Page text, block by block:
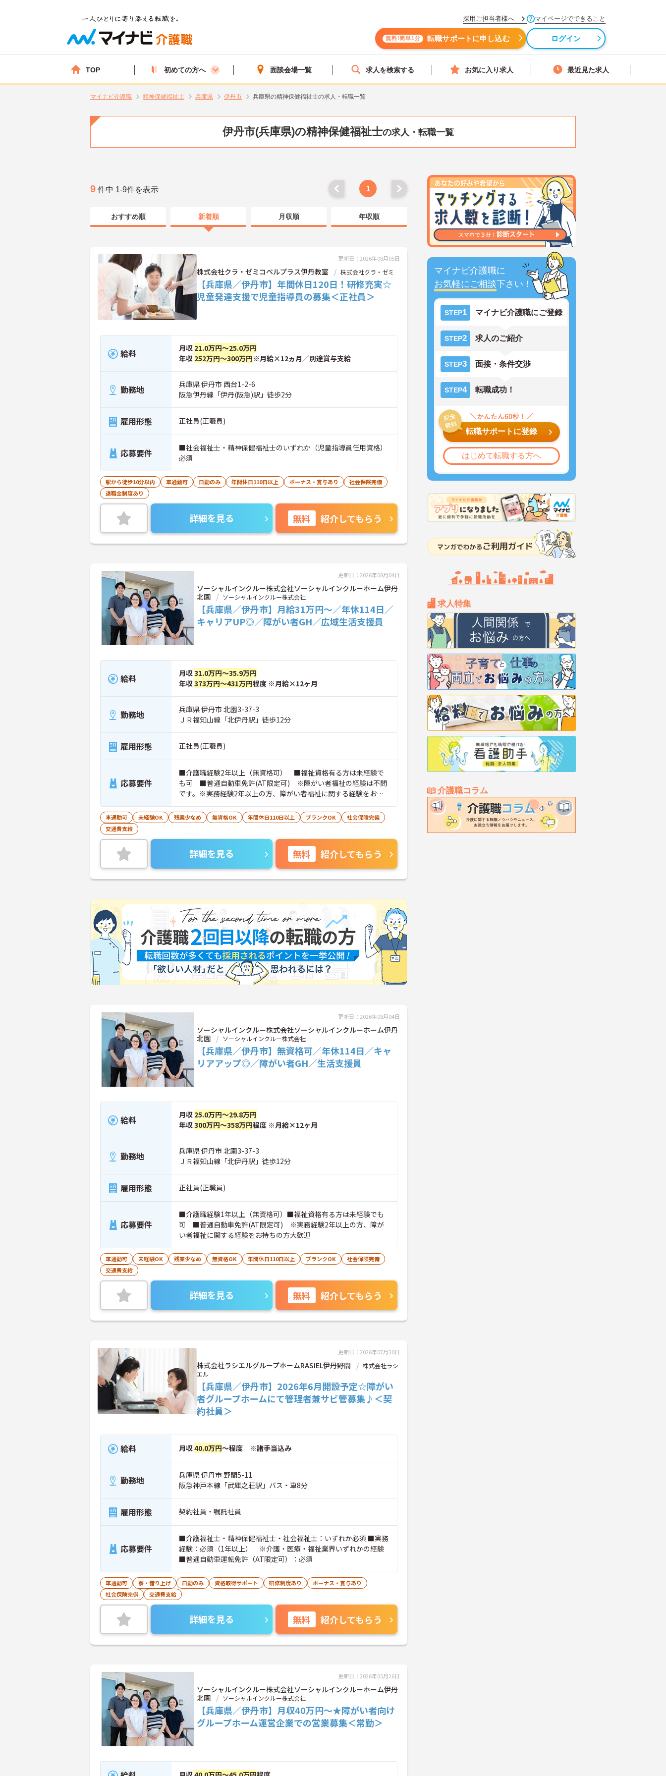
採用ご担当者様へ マイページでできること
無料!簡単1分 転職サポートに申し込む ログイン
TOP 初めての方へ 面談会場一覧 求人を検索する お気に入り求人 最近見た求人
マイナビ介護職 精神保健福祉士 兵庫県 伊丹市 兵庫県の精神保健福祉士の求人・転職一覧
伊丹市(兵庫県)の精神保健福祉士の求人・転職一覧
マイナビ介護職に
お気軽にご相談下さい！
STEP1 マイナビ介護職にご登録
STEP2 求人のご紹介
STEP3 面接・条件交渉
STEP4 転職成功！
転職サポートに登録
はじめて転職する方へ
求人特集
介護職コラム
9 件中 1-9件を表示 1
おすすめ順 新着順 月収順 年収順
更新日：2026年08月05日
株式会社クラ・ゼミコペルプラス伊丹教室 株式会社クラ・ゼミ
【兵庫県／伊丹市】年間休日120日！研修充実☆
児童発達支援で児童指導員の募集＜正社員＞
給料 月収 21.0万円～25.0万円
年収 252万円～300万円※月給×12ヵ月／別途賞与支給
勤務地
兵庫県 伊丹市 西台1-2-6
阪急伊丹線「伊丹(阪急)駅」徒歩2分
雇用形態 正社員(正職員)
応募要件
■社会福祉士・精神保健福祉士のいずれか（児童指導員任用資格）
必須
駅から徒歩10分以内 車通勤可 日勤のみ 年間休日110日以上 ボーナス・賞与あり
社会保険完備
退職金制度あり
詳細を見る 無料 紹介してもらう
更新日：2026年08月04日
ソーシャルインクルー株式会社ソーシャルインクルーホーム伊丹
北園
ソーシャルインクルー株式会社
【兵庫県／伊丹市】月給31万円～／年休114日／
キャリアUP◎／障がい者GH／広域生活支援員
給料 月収31.0万円～35.9万円
年収373万円～431万円程度 ※月給×12ヶ月
勤務地
兵庫県 伊丹市 北園3-37-3
ＪＲ福知山線「北伊丹駅」徒歩12分
雇用形態 正社員(正職員)
応募要件
■介護職経験2年以上（無資格可） ■福祉資格有る方は未経験で
も可 ■普通自動車免許(AT限定可) ※障がい者福祉の経験は不問
です。※実務経験2年以上の方、障がい者福祉に関する経験をお持
ちの方大歓迎
車通勤可 未経験OK 残業少なめ 無資格OK 年間休日110日以上 ブランクOK
社会保険完備
交通費支給
詳細を見る 無料 紹介してもらう
更新日：2026年08月04日
ソーシャルインクルー株式会社ソーシャルインクルーホーム伊丹
北園
ソーシャルインクルー株式会社
【兵庫県／伊丹市】無資格可／年休114日／キャ
リアアップ◎／障がい者GH／生活支援員
給料 月収 25.0万円～29.8万円
年収300万円～358万円程度 ※月給×12ヶ月
勤務地
兵庫県 伊丹市 北園3-37-3
ＪＲ福知山線「北伊丹駅」徒歩12分
雇用形態 正社員(正職員)
応募要件
■介護職経験1年以上（無資格可）■福祉資格有る方は未経験でも
可 ■普通自動車免許(AT限定可) ※実務経験2年以上の方、障が
い者福祉に関する経験をお持ちの方大歓迎
車通勤可 未経験OK 残業少なめ 無資格OK 年間休日110日以上 ブランクOK
社会保険完備
交通費支給
詳細を見る 無料 紹介してもらう
更新日：2026年07月30日
株式会社ラシエルグループホームRASIEL伊丹野間
株式会社ラシ
エル
【兵庫県／伊丹市】2026年6月開設予定☆障がい
者グループホームにて管理者兼サビ管募集♪＜契
約社員＞
給料 月収40.0万円～程度 ※諸手当込み
勤務地
兵庫県 伊丹市 野間5-11
阪急神戸本線「武庫之荘駅」バス・車8分
雇用形態 契約社員・嘱託社員
応募要件
■介護福祉士・精神保健福祉士・社会福祉士：いずれか必須 ■実務
経験：必須（1年以上） ※介護・医療・福祉業界いずれかの経験
■普通自動車運転免許（AT限定可）：必須
車通勤可 寮・借り上げ 日勤のみ 資格取得サポート 研修制度あり
ボーナス・賞与あり
社会保険完備
交通費支給
詳細を見る 無料 紹介してもらう
更新日：2026年05月26日
ソーシャルインクルー株式会社ソーシャルインクルーホーム伊丹
北園
ソーシャルインクルー株式会社
【兵庫県／伊丹市】月収40万円～★障がい者向け
グループホーム運営企業での営業募集＜常勤＞